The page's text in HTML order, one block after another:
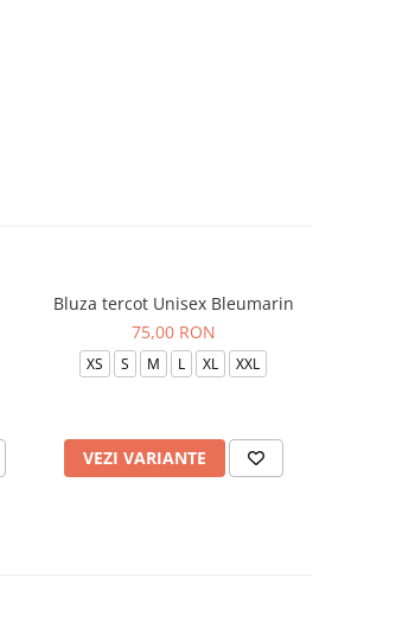
Bluza tercot Unisex Bleumarin
75,00 RON
XS S M L XL XXL
VEZI VARIANTE